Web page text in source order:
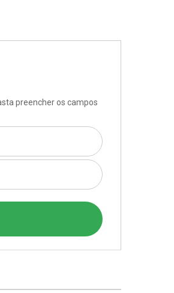
preencher os campos